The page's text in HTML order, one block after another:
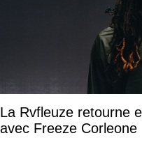
La Rvfleuze retourne
avec Freeze Corleone